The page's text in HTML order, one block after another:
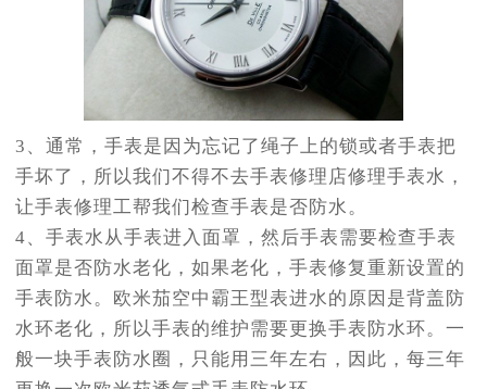
3、通常，手表是因为忘记了绳子上的锁或者手表把
手坏了，所以我们不得不去手表修理店修理手表水，
让手表修理工帮我们检查手表是否防水。
4、手表水从手表进入面罩，然后手表需要检查手表
面罩是否防水老化，如果老化，手表修复重新设置的
手表防水。欧米茄空中霸王型表进水的原因是背盖防
水环老化，所以手表的维护需要更换手表防水环。一
般一块手表防水圈，只能用三年左右，因此，每三年